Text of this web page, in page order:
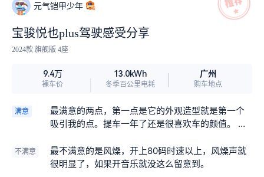
元气铠甲少年
宝骏悦也plus驾驶感受分享
2024款 旗舰版 4座
9.4万
裸车价
13.0kWh
冬季百公里电耗
广州
购车地点
满意
最满意的两点，第一点是它的外观造型就是第一个
吸引我的点。提车一年了还是很喜欢车的颜值。 第
足，夏天正常驾驶9折，除非上高速才会打7.5折左
右。
不满意
最不满意的是风燥，开上80码时速以上，风燥声就
很明显了，如果开音乐就没这么留意到。